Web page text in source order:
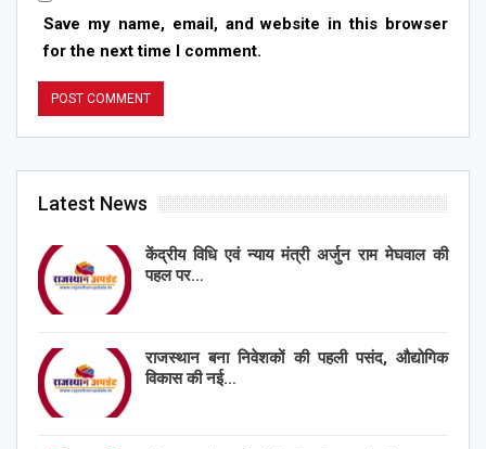
Save my name, email, and website in this browser
for the next time I comment.
Latest News
केंद्रीय विधि एवं न्याय मंत्री अर्जुन राम मेघवाल की
पहल पर…
राजस्थान बना निवेशकों की पहली पसंद, औद्योगिक
विकास की नई…